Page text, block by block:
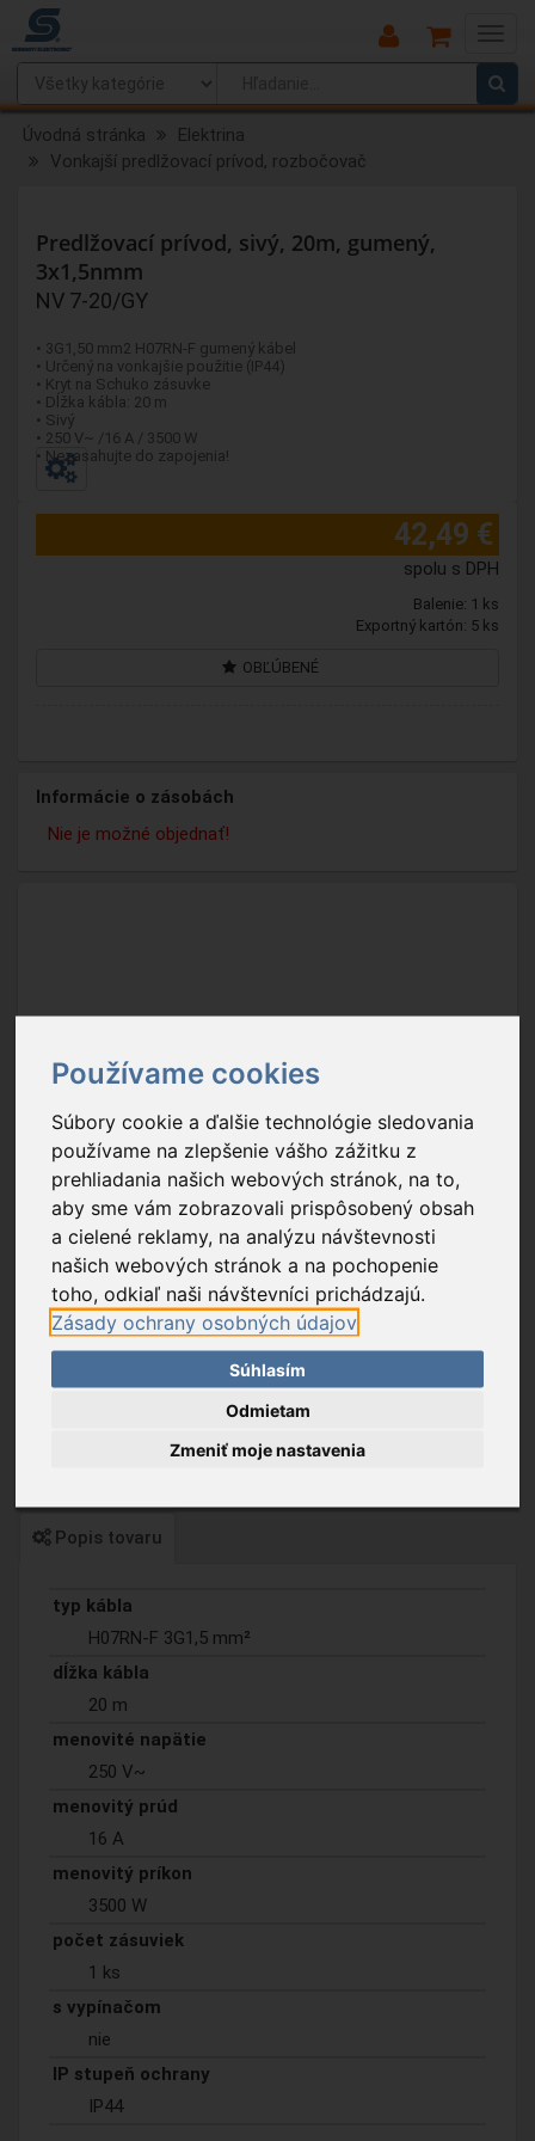
Používame cookies
Súbory cookie a ďalšie technológie sledovania
používame na zlepšenie vášho zážitku z
prehliadania našich webových stránok, na to,
aby sme vám zobrazovali prispôsobený obsah
a cielené reklamy, na analýzu návštevnosti
našich webových stránok a na pochopenie
toho, odkiaľ naši návštevníci prichádzajú.
Zásady ochrany osobných údajov
Súhlasím
Odmietam
Zmeniť moje nastavenia
Main
Menu
Úvodná stránka
Elektrina
Vonkajší predlžovací prívod, rozbočovač
Predlžovací prívod, sivý, 20m, gumený,
3x1,5nmm
NV 7-20/GY
• 3G1,50 mm2 H07RN-F gumený kábel
• Určený na vonkajšie použitie (IP44)
• Kryt na Schuko zásuvke
• Dĺžka kábla: 20 m
• Sivý
• 250 V~ /16 A / 3500 W
• Nezasahujte do zapojenia!
42,49 €
spolu s DPH
Balenie: 1 ks
Exportný kartón: 5 ks
OBĽÚBENÉ
Informácie o zásobách
Nie je možné objednať!
Popis tovaru
typ kábla
H07RN-F 3G1,5 mm²
dĺžka kábla
20 m
menovité napätie
250 V~
menovitý prúd
16 A
menovitý príkon
3500 W
počet zásuviek
1 ks
s vypínačom
nie
IP stupeň ochrany
IP44